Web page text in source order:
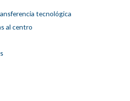
tecnológica
al centro